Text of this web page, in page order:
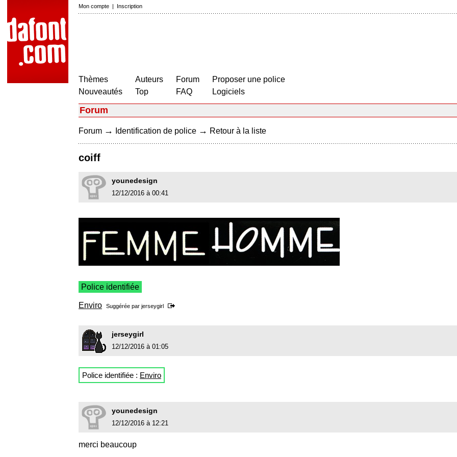
Mon compte | Inscription
Thèmes
Nouveautés
Auteurs
Top
Forum
FAQ
Proposer une police
Logiciels
Forum
Forum → Identification de police → Retour à la liste
coiff
younedesign
12/12/2016 à 00:41
Police identifiée
Enviro Suggérée par jerseygirl
jerseygirl
12/12/2016 à 01:05
Police identifiée : Enviro
younedesign
12/12/2016 à 12:21
merci beaucoup